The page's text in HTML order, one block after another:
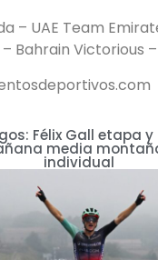
– UAE Team
Bahrain Victorious –
Félix Gall etapa
media
individual